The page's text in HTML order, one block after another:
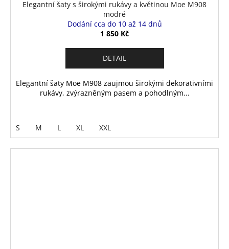
Elegantní šaty s širokými rukávy a květinou Moe M908
modré
Dodání cca do 10 až 14 dnů
1 850 Kč
DETAIL
Elegantní šaty Moe M908 zaujmou širokými dekorativními
rukávy, zvýrazněným pasem a pohodlným...
S M L XL XXL